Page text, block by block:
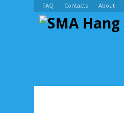
FAQ Contacts About